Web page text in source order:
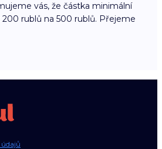
vás, že částka minimální
rublů na 500 rublů. Přejeme